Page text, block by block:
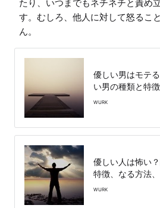
たり、いつまでもネチネチと責め
す。むしろ、他人に対して怒るこ
ん。
優しい男はモテ
い男の種類と特
WURK
優しい人は怖い
特徴、なる方法
WURK